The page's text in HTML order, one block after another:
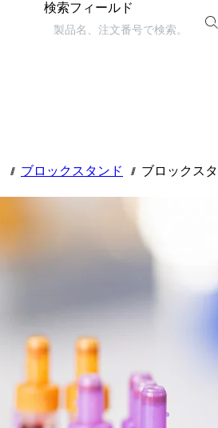
検索フィールド
/// ブロックスタンド /// ブロックス